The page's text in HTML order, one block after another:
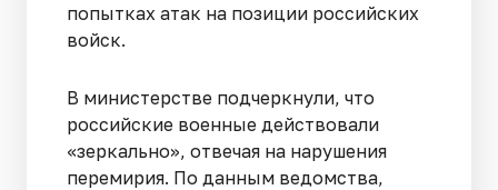
попытках атак на позиции российских
войск.
В министерстве подчеркнули, что
российские военные действовали
«зеркально», отвечая на нарушения
перемирия. По данным ведомства,